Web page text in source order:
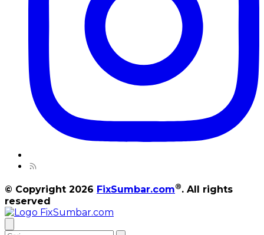
© Copyright 2026 FixSumbar.com®. All rights
reserved